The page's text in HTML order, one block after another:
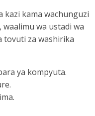
kazi kama wachunguzi
waalimu wa ustadi wa
tovuti za washirika
ya kompyuta.